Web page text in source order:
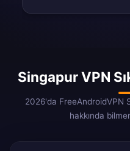
Singapur VPN
2026'da FreeAndroidVPN
hakkında